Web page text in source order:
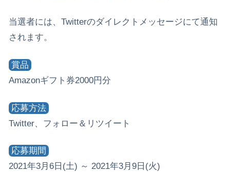
当選者には、Twitterのダイレクトメッセージにて通知
されます。
賞品
Amazonギフト券2000円分
応募方法
Twitter、フォロー＆リツイート
応募期間
2021年3月6日(土) ～ 2021年3月9日(火)